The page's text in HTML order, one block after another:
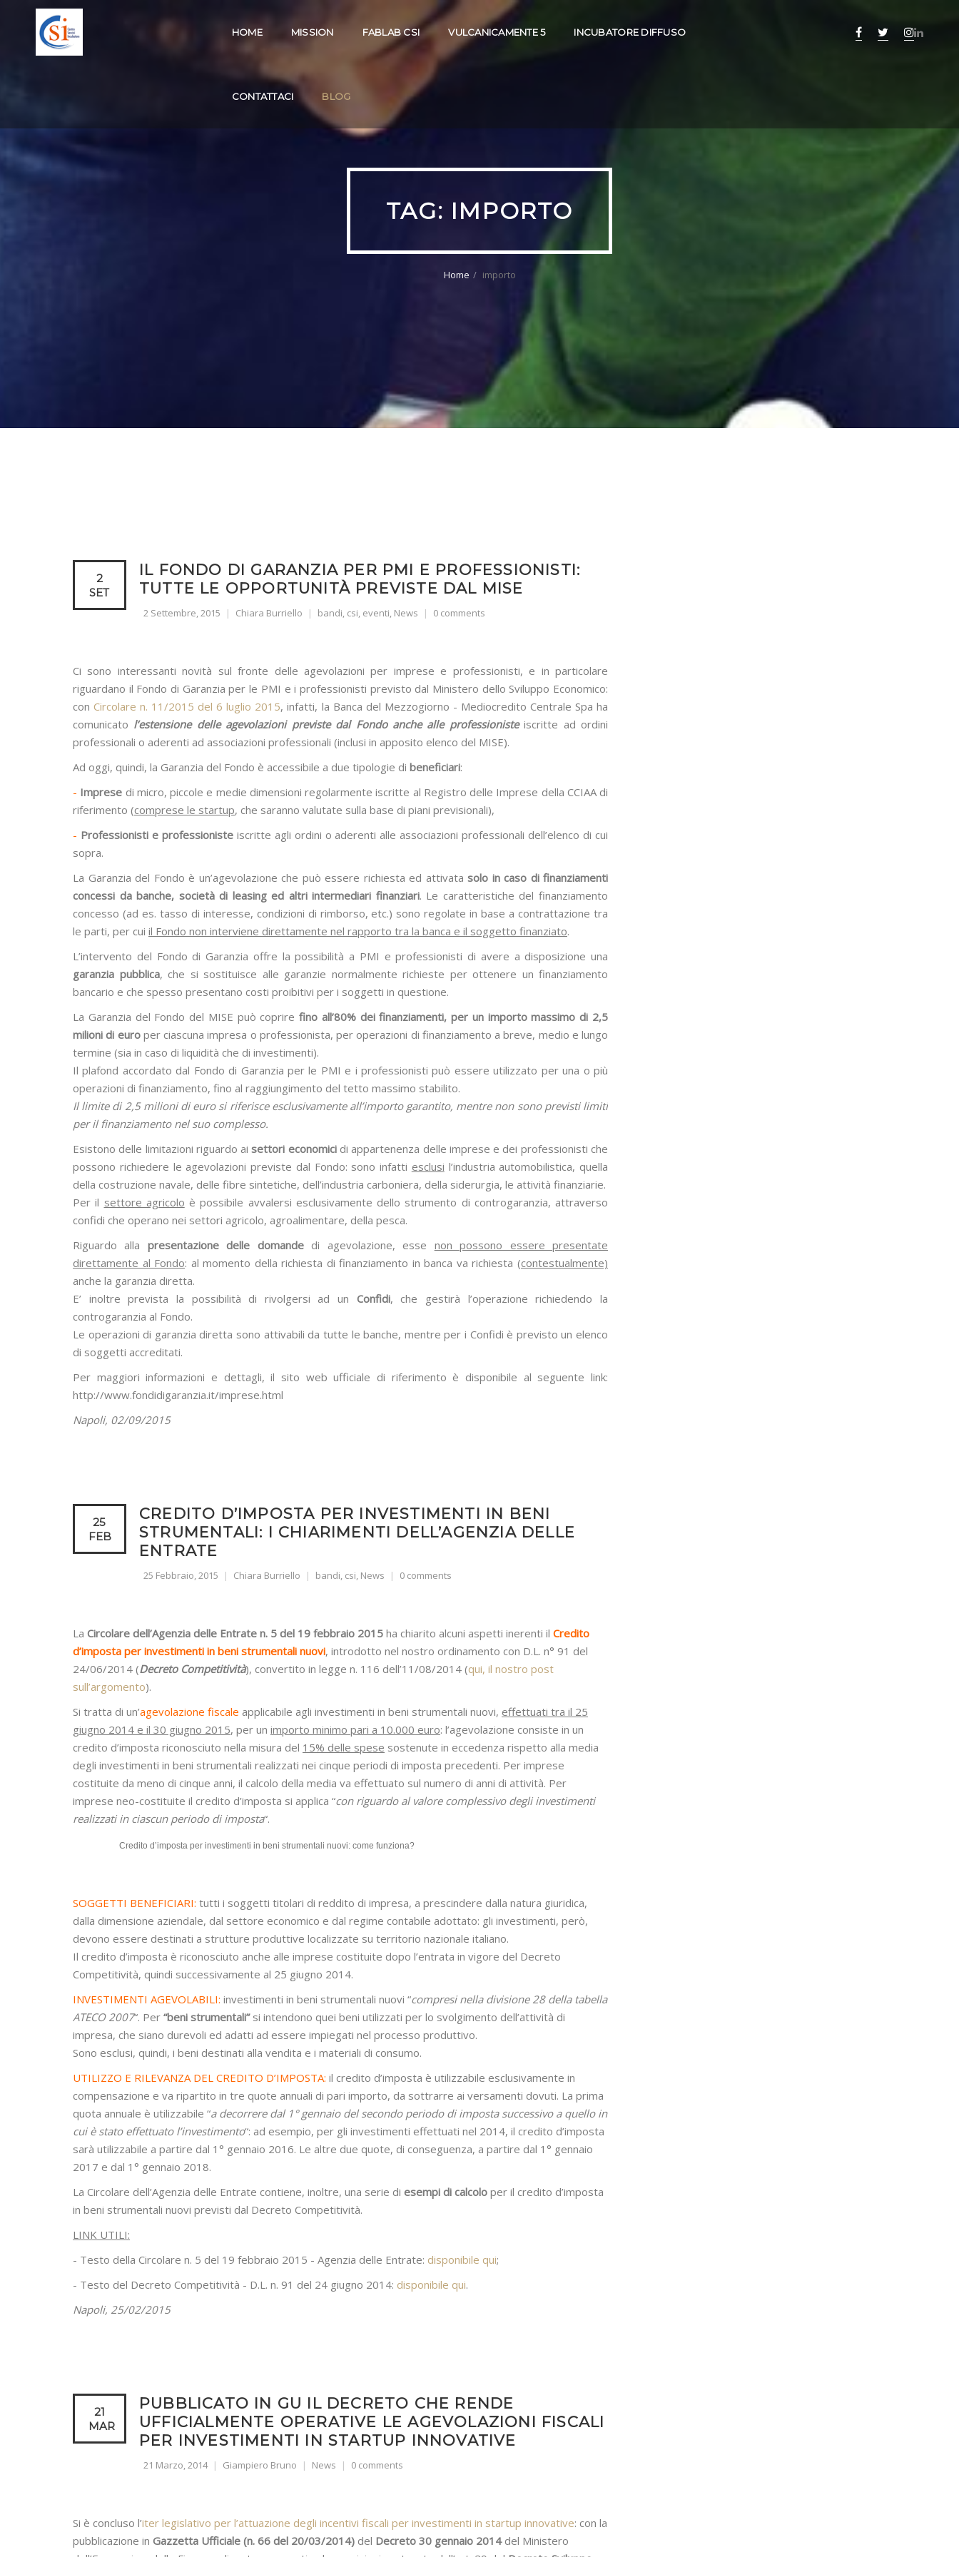
HOME MISSION FABLAB CSI VULCANICAMENTE 5 INCUBATORE DIFFUSO
CONTATTACI BLOG
TAG: IMPORTO
Home importo
2
SET
IL FONDO DI GARANZIA PER PMI E PROFESSIONISTI:
TUTTE LE OPPORTUNITÀ PREVISTE DAL MISE
2 Settembre, 2015 Chiara Burriello bandi, csi, eventi, News 0 comments
Ci sono interessanti novità sul fronte delle agevolazioni per imprese e professionisti, e in particolare
riguardano il Fondo di Garanzia per le PMI e i professionisti previsto dal Ministero dello Sviluppo Economico:
conCircolare n. 11/2015 del 6 luglio 2015, infatti, la Banca del Mezzogiorno - Mediocredito Centrale Spa ha
comunicato l’estensione delle agevolazioni previste dal Fondo anche alle professionisteiscritte ad ordini
professionali o aderenti ad associazioni professionali (inclusi in apposito elenco del MISE).
Ad oggi, quindi, la Garanzia del Fondo è accessibile a due tipologie di beneficiari:
- Imprese di micro, piccole e medie dimensioni regolarmente iscritte al Registro delle Imprese della CCIAA di
riferimento (comprese le startup, che saranno valutate sulla base di piani previsionali),
- Professionisti e professionisteiscritte agli ordini o aderenti alle associazioni professionali dell’elenco di cui
sopra.
La Garanzia del Fondo è un’agevolazione che può essere richiesta ed attivata solo in caso di finanziamenti
concessi da banche, società di leasing ed altri intermediari finanziari. Le caratteristiche del finanziamento
concesso (ad es. tasso di interesse, condizioni di rimborso, etc.) sono regolate in base a contrattazione tra
le parti, per cui il Fondo non interviene direttamente nel rapporto tra la banca e il soggetto finanziato.
L’intervento del Fondo di Garanzia offre la possibilità a PMI e professionisti di avere a disposizione una
garanzia pubblica, che si sostituisce alle garanzie normalmente richieste per ottenere un finanziamento
bancario e che spesso presentano costi proibitivi per i soggetti in questione.
La Garanzia del Fondo del MISE può coprirefino all’80% dei finanziamenti, per un importo massimo di 2,5
milioni di europer ciascuna impresa o professionista, per operazioni di finanziamento a breve, medio e lungo
termine (sia in caso di liquidità che di investimenti).
Il plafond accordato dal Fondo di Garanzia per le PMI e i professionisti può essere utilizzato per una o più
operazioni di finanziamento, fino al raggiungimento del tetto massimo stabilito.
Il limite di 2,5 milioni di euro si riferisce esclusivamente all’importo garantito, mentre non sono previsti limiti
per il finanziamento nel suo complesso.
Esistono delle limitazioni riguardo aisettori economicidi appartenenza delle imprese e dei professionisti che
possono richiedere le agevolazioni previste dal Fondo: sono infatti esclusi l’industria automobilistica, quella
della costruzione navale, delle fibre sintetiche, dell’industria carboniera, della siderurgia, le attività finanziarie.
Per il settore agricolo è possibile avvalersi esclusivamente dello strumento di controgaranzia, attraverso
confidi che operano nei settori agricolo, agroalimentare, della pesca.
Riguardo alla presentazione delle domandedi agevolazione, esse non possono essere presentate
direttamente al Fondo: al momento della richiesta di finanziamento in banca va richiesta(contestualmente)
anche la garanzia diretta.
E’ inoltre prevista la possibilità di rivolgersi ad un Confidi, che gestirà l’operazione richiedendo la
controgaranzia al Fondo.
Le operazioni di garanzia diretta sono attivabili da tutte le banche, mentre per i Confidi è previsto un elenco
di soggetti accreditati.
Per maggiori informazioni e dettagli, il sito web ufficiale di riferimento è disponibile al seguente link:
http://www.fondidigaranzia.it/imprese.html
Napoli, 02/09/2015
25
FEB
CREDITO D’IMPOSTA PER INVESTIMENTI IN BENI
STRUMENTALI: I CHIARIMENTI DELL’AGENZIA DELLE
ENTRATE
25 Febbraio, 2015 Chiara Burriello bandi, csi, News 0 comments
La Circolare dell’Agenzia delle Entrate n. 5 del 19 febbraio 2015 ha chiarito alcuni aspetti inerenti il Credito
d’imposta per investimenti in beni strumentali nuovi, introdotto nel nostro ordinamento con D.L. n° 91 del
24/06/2014 (Decreto Competitività), convertito in legge n. 116 dell’11/08/2014 (qui, il nostro post
sull’argomento).
Si tratta di un’agevolazione fiscale applicabile agli investimenti in beni strumentali nuovi, effettuati tra il 25
giugno 2014 e il 30 giugno 2015, per un importo minimo pari a 10.000 euro: l’agevolazione consiste in un
credito d’imposta riconosciuto nella misura del 15% delle spese sostenute in eccedenza rispetto alla media
degli investimenti in beni strumentali realizzati nei cinque periodi di imposta precedenti. Per imprese
costituite da meno di cinque anni, il calcolo della media va effettuato sul numero di anni di attività. Per
imprese neo-costituite il credito d’imposta si applica “con riguardo al valore complessivo degli investimenti
realizzati in ciascun periodo di imposta“.
Credito d’imposta per investimenti in beni strumentali nuovi: come funziona?
SOGGETTI BENEFICIARI: tutti i soggetti titolari di reddito di impresa, a prescindere dalla natura giuridica,
dalla dimensione aziendale, dal settore economico e dal regime contabile adottato: gli investimenti, però,
devono essere destinati a strutture produttive localizzate su territorio nazionale italiano.
Il credito d’imposta è riconosciuto anche alle imprese costituite dopo l’entrata in vigore del Decreto
Competitività, quindi successivamente al 25 giugno 2014.
INVESTIMENTI AGEVOLABILI: investimenti in beni strumentali nuovi “compresi nella divisione 28 della tabella
ATECO 2007“. Per “beni strumentali”si intendono quei beni utilizzati per lo svolgimento dell’attività di
impresa, che siano durevoli ed adatti ad essere impiegati nel processo produttivo.
Sono esclusi, quindi, i beni destinati alla vendita e i materiali di consumo.
UTILIZZO E RILEVANZA DEL CREDITO D’IMPOSTA: il credito d’imposta è utilizzabile esclusivamente in
compensazione e va ripartito in tre quote annuali di pari importo, da sottrarre ai versamenti dovuti. La prima
quota annuale è utilizzabile “a decorrere dal 1° gennaio del secondo periodo di imposta successivo a quello in
cui è stato effettuato l’investimento“: ad esempio, per gli investimenti effettuati nel 2014, il credito d’imposta
sarà utilizzabile a partire dal 1° gennaio 2016. Le altre due quote, di conseguenza, a partire dal 1° gennaio
2017 e dal 1° gennaio 2018.
La Circolare dell’Agenzia delle Entrate contiene, inoltre, una serie di esempi di calcolo per il credito d’imposta
in beni strumentali nuovi previsti dal Decreto Competitività.
LINK UTILI:
- Testo della Circolare n. 5 del 19 febbraio 2015 - Agenzia delle Entrate: disponibile qui;
- Testo del Decreto Competitività - D.L. n. 91 del 24 giugno 2014: disponibile qui.
Napoli, 25/02/2015
21
MAR
PUBBLICATO IN GU IL DECRETO CHE RENDE
UFFICIALMENTE OPERATIVE LE AGEVOLAZIONI FISCALI
PER INVESTIMENTI IN STARTUP INNOVATIVE
21 Marzo, 2014 Giampiero Bruno News 0 comments
Si è concluso l’iter legislativo per l’attuazione degli incentivi fiscali per investimenti in startup innovative: con la
pubblicazione in Gazzetta Ufficiale (n. 66 del 20/03/2014) del Decreto 30 gennaio 2014del Ministero